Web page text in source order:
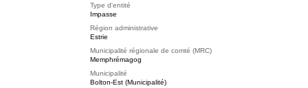
Type d'entité
Impasse
Région administrative
Estrie
Municipalité régionale de comté (MRC)
Memphrémagog
Municipalité
Bolton-Est (Municipalité)